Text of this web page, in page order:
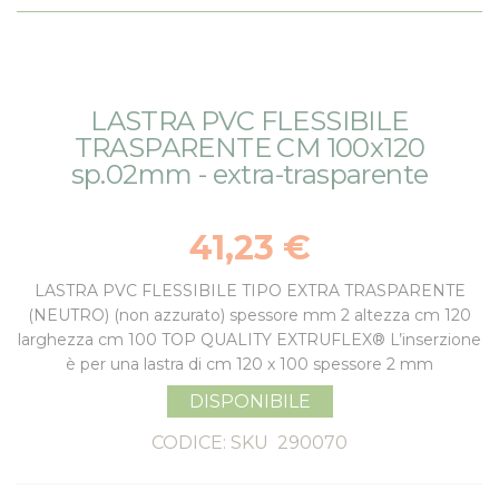
LASTRA PVC FLESSIBILE
TRASPARENTE CM 100x120
sp.02mm - extra-trasparente
41,23 €
LASTRA PVC FLESSIBILE TIPO EXTRA TRASPARENTE
(NEUTRO) (non azzurato) spessore mm 2 altezza cm 120
larghezza cm 100 TOP QUALITY EXTRUFLEX® L’inserzione
è per una lastra di cm 120 x 100 spessore 2 mm
DISPONIBILE
CODICE: SKU 290070